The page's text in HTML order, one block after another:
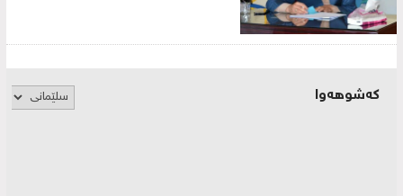
کەشوهەوا